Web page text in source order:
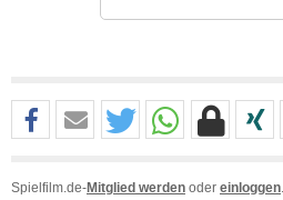
Spielfilm.de-Mitglied werden oder einloggen